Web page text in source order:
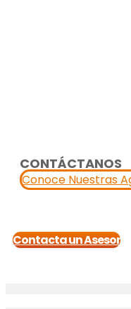
CONTÁCTANOS
Conoce Nuestras
Contacta un Asesor